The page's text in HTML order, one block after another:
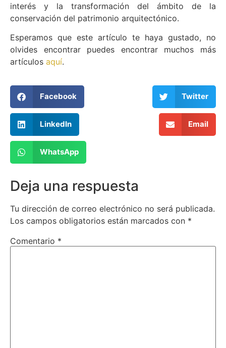
interés y la transformación del ámbito de la
conservación del patrimonio arquitectónico.
Esperamos que este artículo te haya gustado, no
olvides encontrar puedes encontrar muchos más
artículos aquí.
Facebook Twitter
LinkedIn Email
WhatsApp
Deja una respuesta
Tu dirección de correo electrónico no será publicada.
Los campos obligatorios están marcados con *
Comentario *